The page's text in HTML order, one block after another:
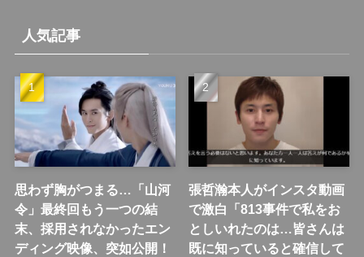
人気記事
思わず胸がつまる…「山河
令」最終回もう一つの結
末、採用されなかったエン
ディング映像、突如公開！
張哲瀚本人がインスタ動画
で激白「813事件で私をお
としいれたのは…皆さんは
既に知っていると確信して